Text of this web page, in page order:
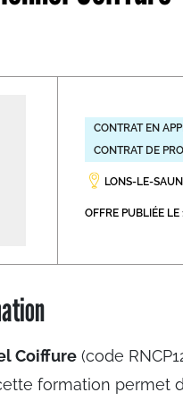
CONTRAT EN
CONTRAT DE
LONS-LE-
OFFRE PUBLIÉE
Coiffure (code
formation permet